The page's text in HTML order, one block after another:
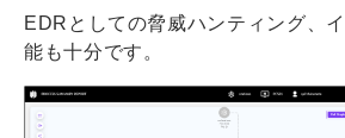
EDRとしての脅威ハンティング、
能も十分です。